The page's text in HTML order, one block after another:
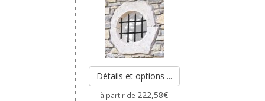
Détails et options ...
à partir de 222,58€